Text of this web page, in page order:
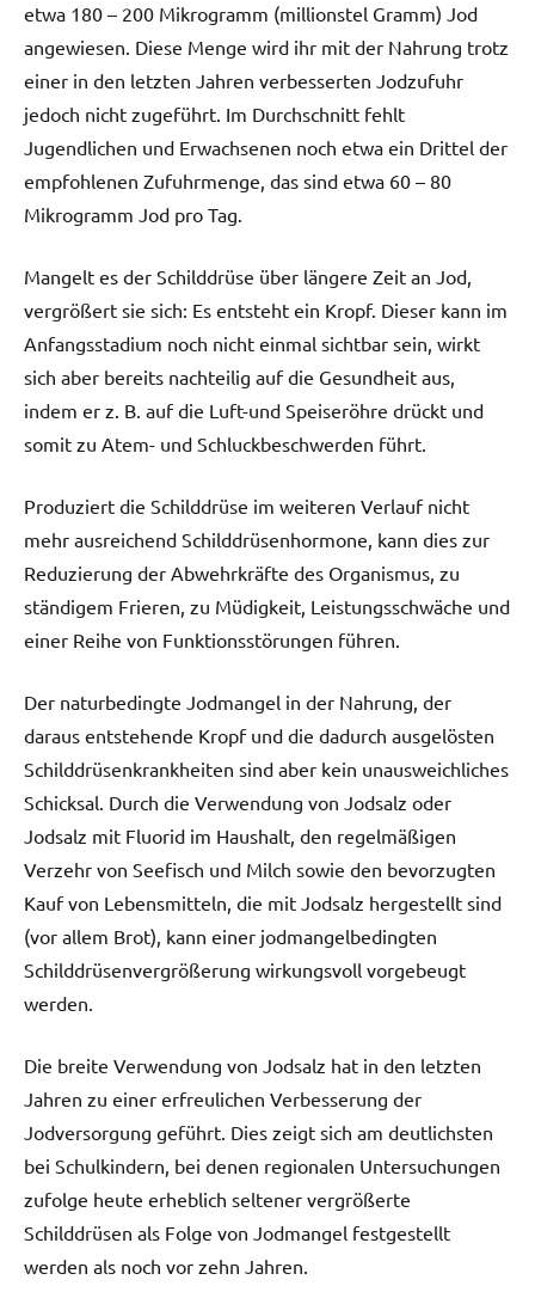
etwa 180 – 200 Mikrogramm (millionstel Gramm) Jod
angewiesen. Diese Menge wird ihr mit der Nahrung trotz
einer in den letzten Jahren verbesserten Jodzufuhr
jedoch nicht zugeführt. Im Durchschnitt fehlt
Jugendlichen und Erwachsenen noch etwa ein Drittel der
empfohlenen Zufuhrmenge, das sind etwa 60 – 80
Mikrogramm Jod pro Tag.
Mangelt es der Schilddrüse über längere Zeit an Jod,
vergrößert sie sich: Es entsteht ein Kropf. Dieser kann im
Anfangsstadium noch nicht einmal sichtbar sein, wirkt
sich aber bereits nachteilig auf die Gesundheit aus,
indem er z. B. auf die Luft-und Speiseröhre drückt und
somit zu Atem- und Schluckbeschwerden führt.
Produziert die Schilddrüse im weiteren Verlauf nicht
mehr ausreichend Schilddrüsenhormone, kann dies zur
Reduzierung der Abwehrkräfte des Organismus, zu
ständigem Frieren, zu Müdigkeit, Leistungsschwäche und
einer Reihe von Funktionsstörungen führen.
Der naturbedingte Jodmangel in der Nahrung, der
daraus entstehende Kropf und die dadurch ausgelösten
Schilddrüsenkrankheiten sind aber kein unausweichliches
Schicksal. Durch die Verwendung von Jodsalz oder
Jodsalz mit Fluorid im Haushalt, den regelmäßigen
Verzehr von Seefisch und Milch sowie den bevorzugten
Kauf von Lebensmitteln, die mit Jodsalz hergestellt sind
(vor allem Brot), kann einer jodmangelbedingten
Schilddrüsenvergrößerung wirkungsvoll vorgebeugt
werden.
Die breite Verwendung von Jodsalz hat in den letzten
Jahren zu einer erfreulichen Verbesserung der
Jodversorgung geführt. Dies zeigt sich am deutlichsten
bei Schulkindern, bei denen regionalen Untersuchungen
zufolge heute erheblich seltener vergrößerte
Schilddrüsen als Folge von Jodmangel festgestellt
werden als noch vor zehn Jahren.